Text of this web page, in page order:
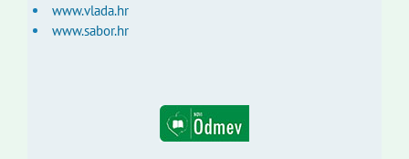
www.vlada.hr
www.sabor.hr